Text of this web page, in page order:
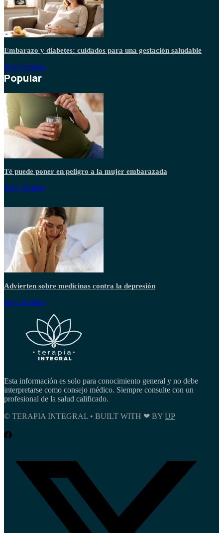
Embarazo y diabetes: cuidados para una gestación saludable
hace 2 meses
Popular
Té puede poner en peligro a la mujer embarazada
hace 19 años
Advierten sobre medicinas contra la depresión
hace 20 años
Esta información es solo para conocimiento general y no debe
interpretarse como consejo médico. Siempre consulte con un
profesional de la salud calificado.
© TERAPIA INTEGRAL • BUILT WITH ❤ BY UP